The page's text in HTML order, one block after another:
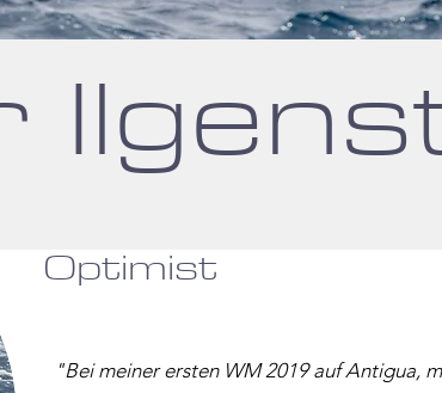
Optimist
"Bei meiner ersten WM 2019 auf Antigua,